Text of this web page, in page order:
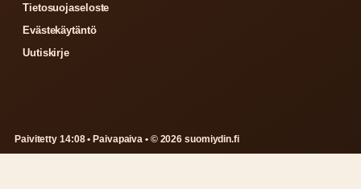
Tietosuojaseloste
Evästekäytäntö
Uutiskirje
Paivitetty 14:08 • Paivapaiva • © 2026 suomiydin.fi